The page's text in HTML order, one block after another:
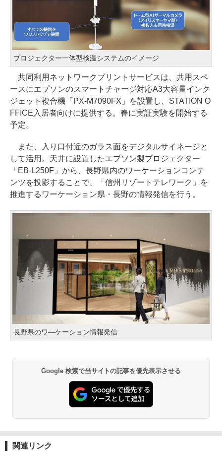
プロジェクター一体型検温システムのイメージ
共同利用ネットワークプリントサービスは、共用スペ
ースにエプソンのスマートチャージ対応A3大容量インク
ジェット複合機「PX-M7090FX」を設置し、STATION O
FFICE入居者向けに提供する。春に実証実験を開始する
予定。
また、入り口付近のガラス面をデジタルサイネージと
して活用。天井に設置したエプソン製プロジェクター
「EB-L250F」から、長野県内のワーケーションコンテ
ンツを投影することで、「信州リゾートテレワーク」を
推進するワーケーション県・長野の情報発信を行う。
長野県のワ―ケーション情報発信
Google 検索で当サイトの記事を優先表示させる
関連リンク